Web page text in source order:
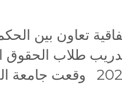
تعاون بين
2023 وقعت